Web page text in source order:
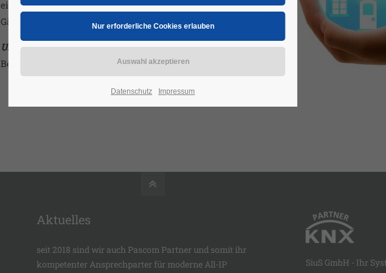
einem Tastendruck eingeschaltet. Dies schreckt ungebetene
Gäste wirksam ab.
Urlaubssteuerung: Sie simuliert Anwesenheit, indem sie
Beleuchtung, Jalousien und Rollläden zeitabängig steuert.
Aktuelles
seit 2018 sind wir auch Pascom Partner und somit ihr
kompetenter Ansprechparter für moderne All-IP
SiuS GmbH - Ihr
Datenschutz Impressum